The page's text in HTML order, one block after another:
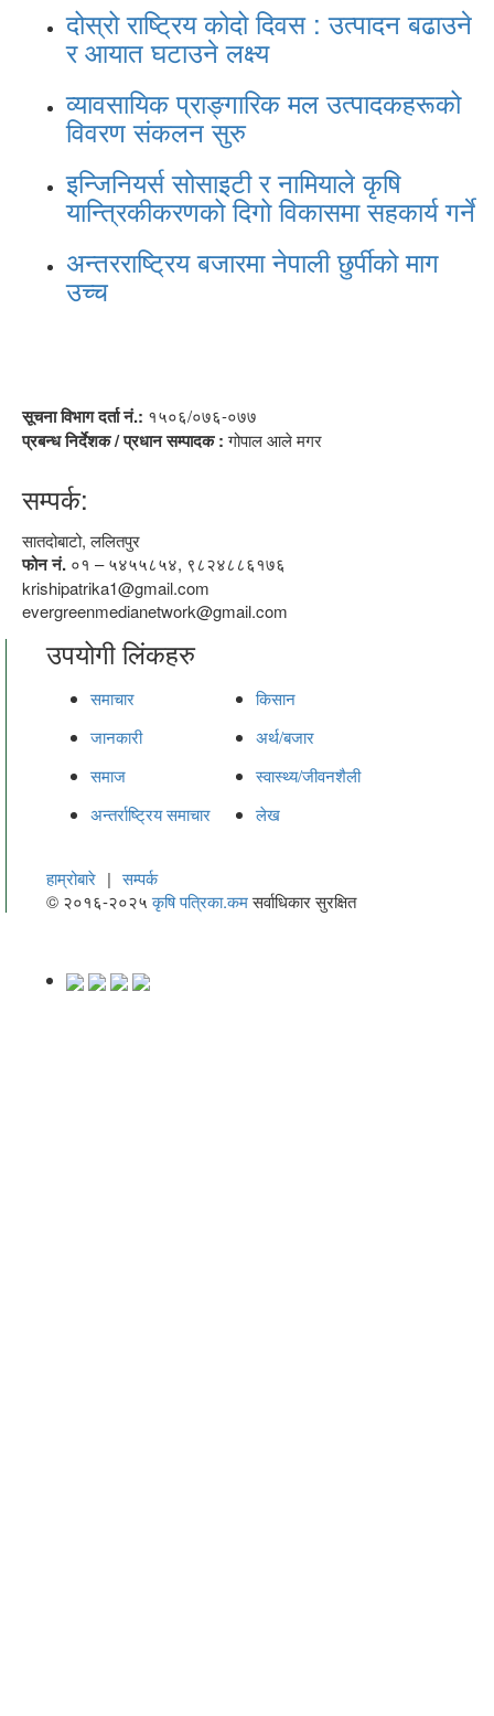
दोस्रो राष्ट्रिय कोदो दिवस : उत्पादन बढाउने
र आयात घटाउने लक्ष्य
व्यावसायिक प्राङ्गारिक मल उत्पादकहरूको
विवरण संकलन सुरु
इन्जिनियर्स सोसाइटी र नामियाले कृषि
यान्त्रिकीकरणको दिगो विकासमा सहकार्य गर्ने
अन्तरराष्ट्रिय बजारमा नेपाली छुर्पीको माग
उच्च
सूचना विभाग दर्ता नं.: १५०६/०७६-०७७
प्रबन्ध निर्देशक / प्रधान सम्पादक :गोपाल आले मगर
सम्पर्क:
सातदोबाटो, ललितपुर
फोन नं. ०१ – ५४५५८५४, ९८२४८८६१७६
krishipatrika1@gmail.com
evergreenmedianetwork@gmail.com
उपयोगी लिंकहरु
समाचार
किसान
जानकारी
अर्थ/बजार
समाज
स्वास्थ्य/जीवनशैली
अन्तर्राष्ट्रिय समाचार
लेख
हाम्रोबारे | सम्पर्क
© २०१६-२०२५कृषि पत्रिका.कमसर्वाधिकार सुरक्षित